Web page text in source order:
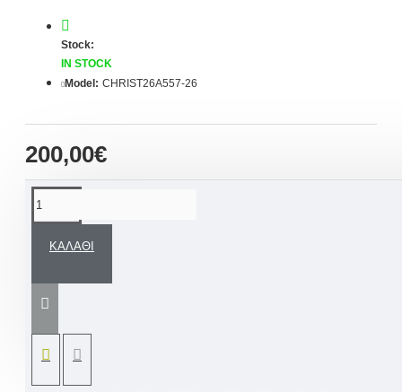
200,00€
Stock:
IN STOCK
Model: CHRIST26A557-26
ΚΑΛΆΘΙ
ΚΟΥΠΟΝΙΟΥ:
Ένα εντυπωσιακό μοντέρνο βαπτιστικό